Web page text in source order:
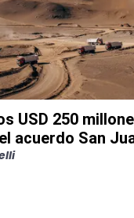
USD 250
acuerdo San